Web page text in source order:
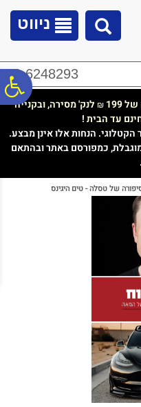
ניווט
02-6248293
199
₪ לנק' מסירה, ובקנייה
עד הבית !
הנחות אלו אינן מבצע.
כמפורסם באתר ובהתאם
של טסלה - טים היגינס